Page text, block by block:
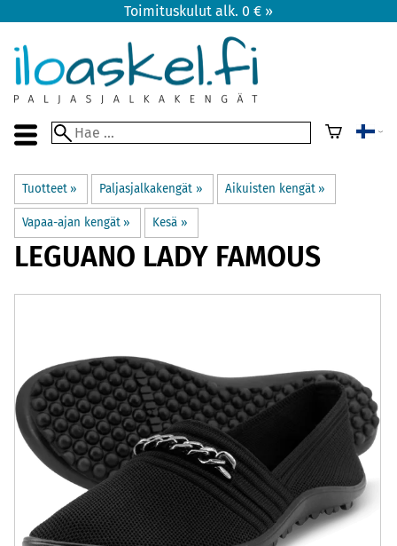
Toimituskulut alk. 0 € »
Tuotteet ‪» Paljasjalkakengät ‪» Aikuisten kengät ‪»
Vapaa-ajan kengät ‪» Kesä ‪»
LEGUANO LADY FAMOUS